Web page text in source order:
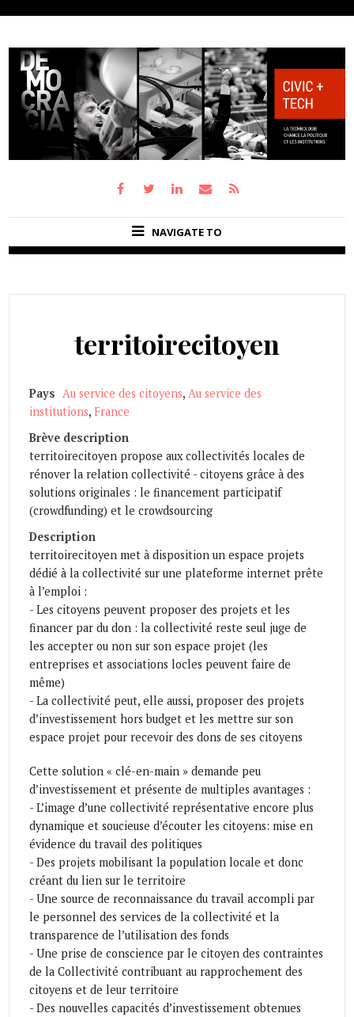
NAVIGATE TO
territoirecitoyen
Pays Au service des citoyens,Au service des
institutions,France
Brève description
territoirecitoyen propose aux collectivités locales de
rénover la relation collectivité - citoyens grâce à des
solutions originales : le financement participatif
(crowdfunding) et le crowdsourcing
Description
territoirecitoyen met à disposition un espace projets
dédié à la collectivité sur une plateforme internet prête
à l’emploi :
- Les citoyens peuvent proposer des projets et les
financer par du don : la collectivité reste seul juge de
les accepter ou non sur son espace projet (les
entreprises et associations locles peuvent faire de
même)
- La collectivité peut, elle aussi, proposer des projets
d’investissement hors budget et les mettre sur son
espace projet pour recevoir des dons de ses citoyens
Cette solution « clé-en-main » demande peu
d’investissement et présente de multiples avantages :
- L’image d’une collectivité représentative encore plus
dynamique et soucieuse d’écouter les citoyens: mise en
évidence du travail des politiques
- Des projets mobilisant la population locale et donc
créant du lien sur le territoire
- Une source de reconnaissance du travail accompli par
le personnel des services de la collectivité et la
transparence de l’utilisation des fonds
- Une prise de conscience par le citoyen des contraintes
de la Collectivité contribuant au rapprochement des
citoyens et de leur territoire
- Des nouvelles capacités d’investissement obtenues